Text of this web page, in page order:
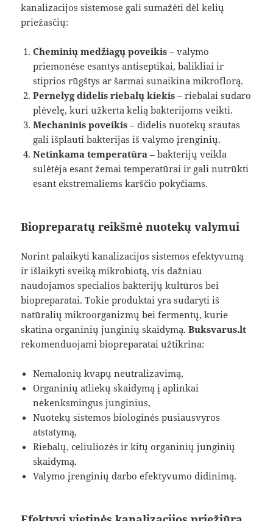
kanalizacijos sistemose gali sumažėti dėl kelių
priežasčių:
Cheminių medžiagų poveikis – valymo
priemonėse esantys antiseptikai, balikliai ir
stiprios rūgštys ar šarmai sunaikina mikroflorą.
Pernelyg didelis riebalų kiekis – riebalai sudaro
plėvelę, kuri užkerta kelią bakterijoms veikti.
Mechaninis poveikis – didelis nuotekų srautas
gali išplauti bakterijas iš valymo įrenginių.
Netinkama temperatūra – bakterijų veikla
sulėtėja esant žemai temperatūrai ir gali nutrūkti
esant ekstremaliems karščio pokyčiams.
Biopreparatų reikšmė nuotekų valymui
Norint palaikyti kanalizacijos sistemos efektyvumą
ir išlaikyti sveiką mikrobiotą, vis dažniau
naudojamos specialios bakterijų kultūros bei
biopreparatai. Tokie produktai yra sudaryti iš
natūralių mikroorganizmų bei fermentų, kurie
skatina organinių junginių skaidymą.Buksvarus.lt
rekomenduojami biopreparatai užtikrina:
Nemalonių kvapų neutralizavimą,
Organinių atliekų skaidymą į aplinkai
nekenksmingus junginius,
Nuotekų sistemos biologinės pusiausvyros
atstatymą,
Riebalų, celiuliozės ir kitų organinių junginių
skaidymą,
Valymo įrenginių darbo efektyvumo didinimą.